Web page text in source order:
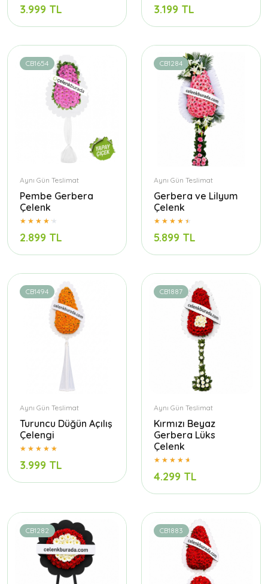
3.999 TL 3.199 TL
CB1654
Aynı Gün Teslimat
Pembe Gerbera
Çelenk
2.899 TL
CB1284
Aynı Gün Teslimat
Gerbera ve Lilyum
Çelenk
5.899 TL
CB1494
Aynı Gün Teslimat
Turuncu Düğün Açılış
Çelengi
3.999 TL
CB1887
Aynı Gün Teslimat
Kırmızı Beyaz
Gerbera Lüks
Çelenk
4.299 TL
CB1282 CB1883